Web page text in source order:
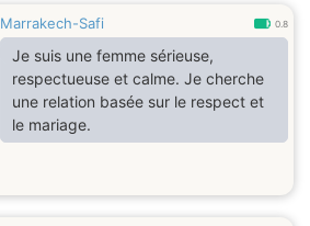
Marrakech-Safi 0.8
Je suis une femme sérieuse,
respectueuse et calme. Je cherche
une relation basée sur le respect et
le mariage.